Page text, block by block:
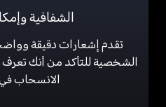
الشفافية
تقدم إشعارات دقيقة
الشخصية للتأكد من أنك
الانسحاب